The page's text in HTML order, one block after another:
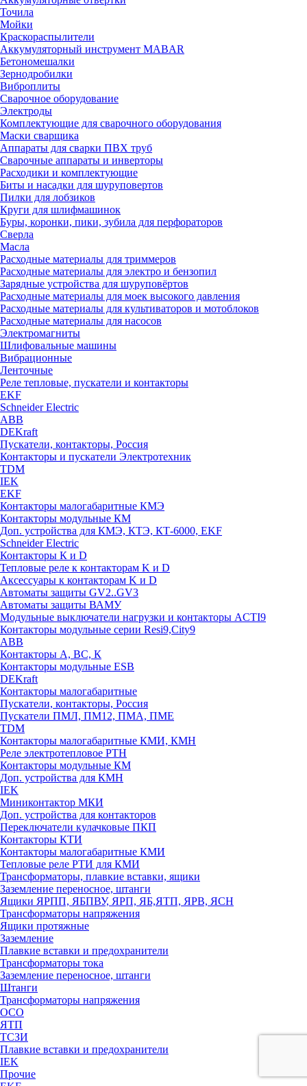
Точила
Мойки
Краскораспылители
Аккумуляторный инструмент MABAR
Бетономешалки
Зернодробилки
Виброплиты
Сварочное оборудование
Электроды
Комплектующие для сварочного оборудования
Маски сварщика
Аппараты для сварки ПВХ труб
Сварочные аппараты и инверторы
Расходики и комплектующие
Биты и насадки для шуруповертов
Пилки для лобзиков
Круги для шлифмашинок
Буры, коронки, пики, зубила для перфораторов
Сверла
Масла
Расходные материалы для триммеров
Расходные материалы для электро и бензопил
Зарядные устройства для шуруповёртов
Расходные материалы для моек высокого давления
Расходные материалы для культиваторов и мотоблоков
Расходные материалы для насосов
Электромагниты
Шлифовальные машины
Вибрационные
Ленточные
Реле тепловые, пускатели и контакторы
EKF
Schneider Electric
ABB
DEKraft
Пускатели, контакторы, Россия
Контакторы и пускатели Электротехник
TDM
IEK
EKF
Контакторы малогабаритные КМЭ
Контакторы модульные КМ
Доп. устройства для КМЭ, КТЭ, КТ-6000, EKF
Schneider Electric
Контакторы К и D
Тепловые реле к контакторам K и D
Аксессуары к контакторам K и D
Автоматы защиты GV2..GV3
Автоматы защиты ВАМУ
Модульные выключатели нагрузки и контакторы ACTI9
Контакторы модульные серии Resi9,City9
ABB
Контакторы А, ВС, К
Контакторы модульные ESB
DEKraft
Контакторы малогабаритные
Пускатели, контакторы, Россия
Пускатели ПМЛ, ПМ12, ПМА, ПМЕ
TDM
Контакторы малогабаритные КМИ, КМН
Реле электротепловое РТН
Контакторы модульные КМ
Доп. устройства для КМН
IEK
Миниконтактор МКИ
Доп. устройства для контакторов
Переключатели кулачковые ПКП
Контакторы КТИ
Контакторы малогабаритные КМИ
Тепловые реле РTИ для КМИ
Трансформаторы, плавкие вставки, ящики
Заземление переносное, штанги
Ящики ЯРПП, ЯБПВУ, ЯРП, ЯБ,ЯТП, ЯРВ, ЯСН
Трансформаторы напряжения
Ящики протяжные
Заземление
Плавкие вставки и предохранители
Трансформаторы тока
Заземление переносное, штанги
Штанги
Трансформаторы напряжения
ОСО
ЯТП
ТСЗИ
Плавкие вставки и предохранители
IEK
Прочие